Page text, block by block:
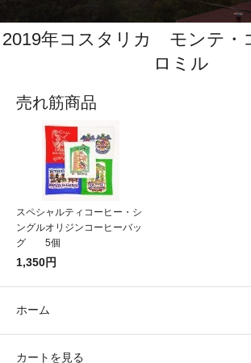
2019年コスタリカ モンテ・
ロミル
売れ筋商品
スペシャルティコーヒー・シ
ングルオリジンコーヒーバッ
グ 5個
1,350円
ホーム
カートを見る